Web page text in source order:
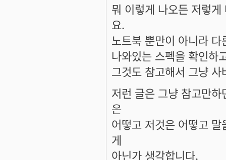
뭐 이렇게 나오든 저렇
요.
노트북 뿐만이 아니라
나와있는 스펙을 확인하
그것도 참고해서 그냥 사
저런 글은 그냥 참고만
은
어떻고 저것은 어떻고
게
아닌가 생각합니다.